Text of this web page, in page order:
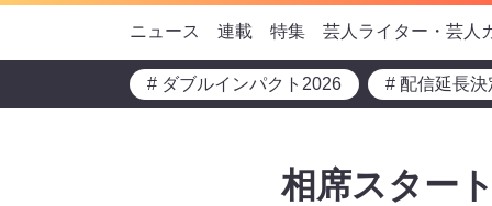
ニュース 連載 特集 芸人ライター・芸人
# ダブルインパクト2026 # 配信延長決
相席スター